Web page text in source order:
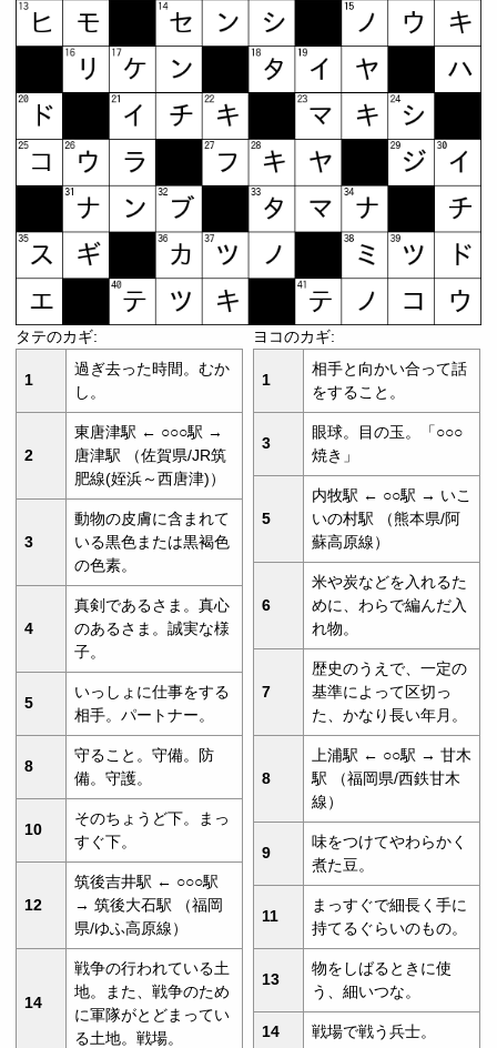
タテのカギ:
1
過ぎ去った時間。むか
し。
2
東唐津駅 ← ○○○駅 →
唐津駅 （佐賀県/JR筑
肥線(姪浜～西唐津)）
3
動物の皮膚に含まれて
いる黒色または黒褐色
の色素。
4
真剣であるさま。真心
のあるさま。誠実な様
子。
5
いっしょに仕事をする
相手。パートナー。
8
守ること。守備。防
備。守護。
10
そのちょうど下。まっ
すぐ下。
12
筑後吉井駅 ← ○○○駅
→ 筑後大石駅 （福岡
県/ゆふ高原線）
14
戦争の行われている土
地。また、戦争のため
に軍隊がとどまってい
る土地。戦場。
ヨコのカギ:
1
相手と向かい合って話
をすること。
3
眼球。目の玉。「○○○
焼き」
5
内牧駅 ← ○○駅 → いこ
いの村駅 （熊本県/阿
蘇高原線）
6
米や炭などを入れるた
めに、わらで編んだ入
れ物。
7
歴史のうえで、一定の
基準によって区切っ
た、かなり長い年月。
8
上浦駅 ← ○○駅 → 甘木
駅 （福岡県/西鉄甘木
線）
9
味をつけてやわらかく
煮た豆。
11
まっすぐで細長く手に
持てるぐらいのもの。
13
物をしばるときに使
う、細いつな。
14 戦場で戦う兵士。